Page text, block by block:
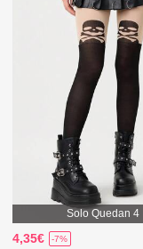
Solo Quedan 4
4,35€ -7%